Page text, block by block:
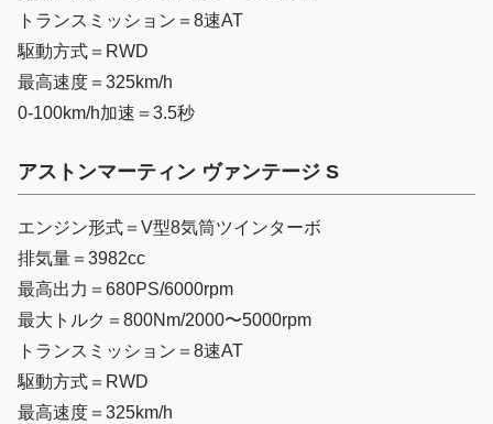
トランスミッション＝8速AT
駆動方式＝RWD
最高速度＝325km/h
0-100km/h加速＝3.5秒
アストンマーティン ヴァンテージ S
エンジン形式＝V型8気筒ツインターボ
排気量＝3982cc
最高出力＝680PS/6000rpm
最大トルク＝800Nm/2000〜5000rpm
トランスミッション＝8速AT
駆動方式＝RWD
最高速度＝325km/h